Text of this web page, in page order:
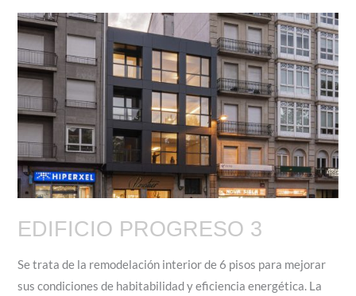
EDIFICIO PROGRESO 3
Se trata de la remodelación interior de 6 pisos para mejorar
sus condiciones de habitabilidad y eficiencia energética. La